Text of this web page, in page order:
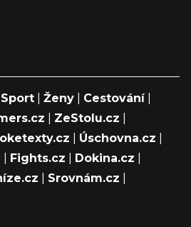
Sport Ženy Cestování|
ZeStolu.cz
Úschovna.cz
Fights.cz Dokina.cz
Srovnám.cz